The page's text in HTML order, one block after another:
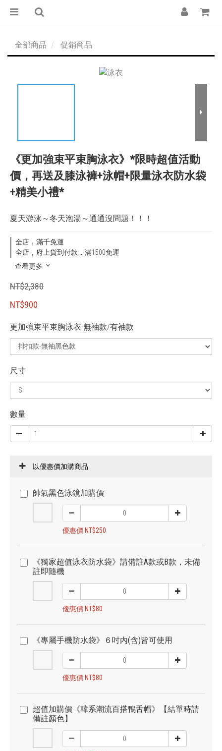
全部商品 促銷商品
《更加強束平束胸泳衣》*限時超值活動
價，再送及膝泳褲+泳帽+限量泳衣防水袋
+精美小禮*
夏天游泳～冬天泡湯～通通沒問題！！！
全店，滿千免運
全店，府上貨到付款，滿1500免運
查看更多
NT$2,380
NT$900
更加強束平束胸泳衣-無袖款/有袖款
尺寸
數量
以優惠價加購商品
帥氣黑色泳鏡加購價
優惠價 NT$250
《獨家超值泳衣防水袋》請備註A款或B款，未備
註即隨機
優惠價 NT$80
《專屬手機防水袋》６吋內(含)皆可使用
優惠價 NT$80
超值加購價《韓系潮流百搭鴨舌帽》【結單時請
備註顏色】